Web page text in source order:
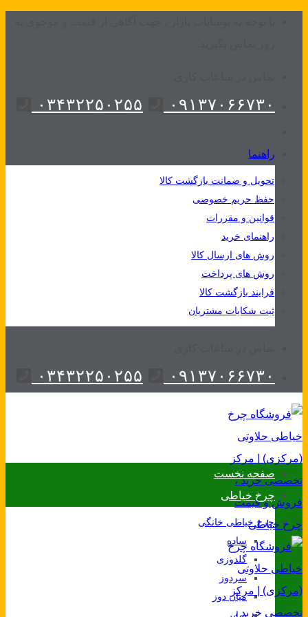
۰۹۱۳۷۰۶۶۷۳۰ ۰۳۴۳۲۲۵۰۲۵۵
راهنما
تحویل و ضمانت بازگشت کالا
حفظ حریم خصوصی
قوانین و مقررات
راهنمای خرید
روش های ارسال کالا
روش های پرداخت
فرایند بازگشت کالا
ثبت شکایات مشتریان
۰۹۱۳۷۰۶۶۷۳۰ ۰۳۴۳۲۲۵۰۲۵۵
صفحه نخست
چرخ خیاطی
چرخ خیاطی خانگی
ساده
گلدوزی
سردوز
میان دوز